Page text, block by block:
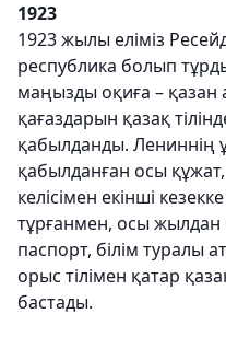
1923
1923 жылы еліміз
республика болып
маңызды оқиға – қазан
қағаздарын қазақ
қабылданды. Лениннің
қабылданған осы
келісімен екінші
тұрғанмен, осы жылдан
паспорт, білім туралы
орыс тілімен қатар
бастады.